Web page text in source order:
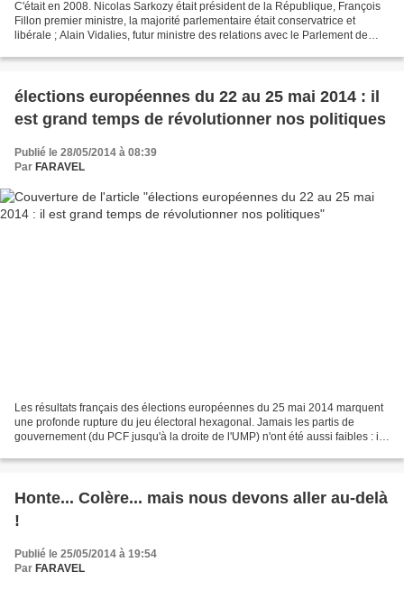
C'était en 2008. Nicolas Sarkozy était président de la République, François
Fillon premier ministre, la majorité parlementaire était conservatrice et
libérale ; Alain Vidalies, futur ministre des relations avec le Parlement de
élections européennes du 22 au 25 mai 2014 : il
est grand temps de révolutionner nos politiques
Publié le 28/05/2014 à 08:39
Par FARAVEL
Les résultats français des élections européennes du 25 mai 2014 marquent
une profonde rupture du jeu électoral hexagonal. Jamais les partis de
gouvernement (du PCF jusqu'à la droite de l'UMP) n'ont été aussi faibles : ils
Honte... Colère... mais nous devons aller au-delà
!
Publié le 25/05/2014 à 19:54
Par FARAVEL